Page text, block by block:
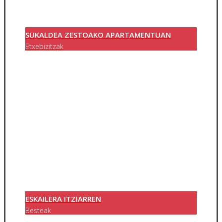
SUKALDEA ZESTOAKO APARTAMENTUAN
Etxebizitzak
ESKAILERA ITZIARREN
Besteak